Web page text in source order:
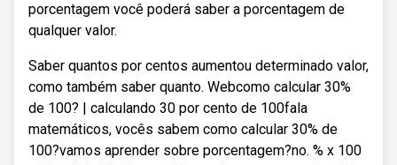
porcentagem você poderá saber a porcentagem de
qualquer valor.
Saber quantos por centos aumentou determinado valor,
como também saber quanto. Webcomo calcular 30%
de 100? | calculando 30 por cento de 100fala
matemáticos, vocês sabem como calcular 30% de
100?vamos aprender sobre porcentagem?no. % x 100